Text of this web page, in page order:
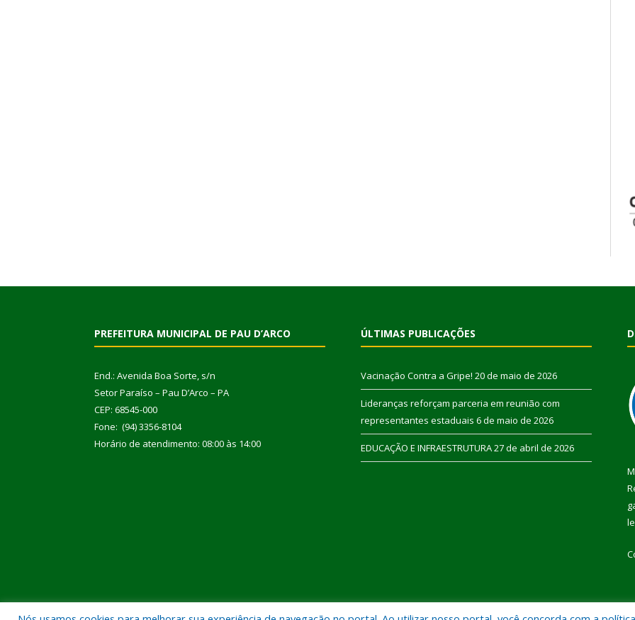
PREFEITURA MUNICIPAL DE PAU D’ARCO
End.: Avenida Boa Sorte, s/n
Setor Paraíso – Pau D’Arco – PA
CEP: 68545-000
Fone: (94) 3356-8104
Horário de atendimento: 08:00 às 14:00
ÚLTIMAS PUBLICAÇÕES
Vacinação Contra a Gripe! 20 de maio de 2026
Lideranças reforçam parceria em reunião com
representantes estaduais 6 de maio de 2026
EDUCAÇÃO E INFRAESTRUTURA27 de abril de 2026